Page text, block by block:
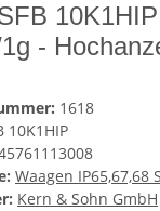
-
1618
10K1HIP
Waagen IP65,67,68
Kern & Sohn GmbH